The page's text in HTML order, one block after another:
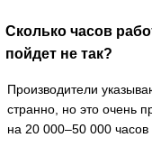
Сколько часов
пойдет не так?
Производители
странно, но это очень
на 20 000–50 000 часов